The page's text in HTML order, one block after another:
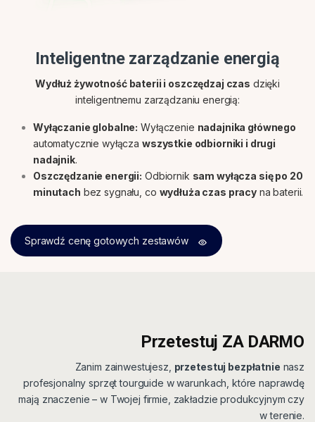
Inteligentne zarządzanie energią
Wydłuż żywotność baterii i oszczędzaj czas dzięki
inteligentnemu zarządzaniu energią:
Wyłączanie globalne: Wyłączenie nadajnika głównego
automatycznie wyłącza wszystkie odbiorniki i drugi
nadajnik.
Oszczędzanie energii: Odbiornik sam wyłącza się po 20
minutach bez sygnału, co wydłuża czas pracy na baterii.
Sprawdź cenę gotowych zestawów
Przetestuj ZA DARMO
Zanim zainwestujesz, przetestuj bezpłatnie nasz
profesjonalny sprzęt tourguide w warunkach, które naprawdę
mają znaczenie – w Twojej firmie, zakładzie produkcyjnym czy
w terenie.